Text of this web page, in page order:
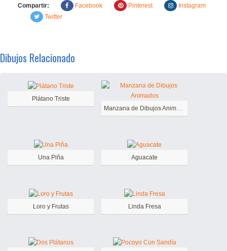
Compartir:
Facebook Pinterest
Instagram
Twitter
Dibujos Relacionado
Plátano Triste
Manzana de Dibujos Animados
Una Piña Aguacate
Loro y Frutas Linda Fresa